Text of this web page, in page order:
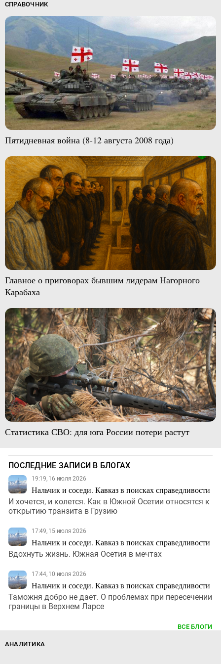
СПРАВОЧНИК
Пятидневная война (8-12 августа 2008 года)
Главное о приговорах бывшим лидерам Нагорного
Карабаха
Статистика СВО: для юга России потери растут
ПОСЛЕДНИЕ ЗАПИСИ В БЛОГАХ
19:19, 16 июля 2026
Нальчик и соседи. Кавказ в поисках справедливости
И хочется, и колется. Как в Южной Осетии относятся к
открытию транзита в Грузию
17:49, 15 июля 2026
Нальчик и соседи. Кавказ в поисках справедливости
Вдохнуть жизнь. Южная Осетия в мечтах
17:44, 10 июля 2026
Нальчик и соседи. Кавказ в поисках справедливости
Таможня добро не дает. О проблемах при пересечении
границы в Верхнем Ларсе
ВСЕ БЛОГИ
АНАЛИТИКА